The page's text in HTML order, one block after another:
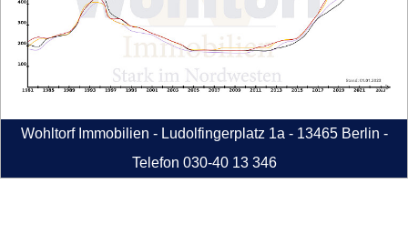
Wohltorf Immobilien - Ludolfingerplatz 1a - 13465 Berlin -
Telefon 030-40 13 346